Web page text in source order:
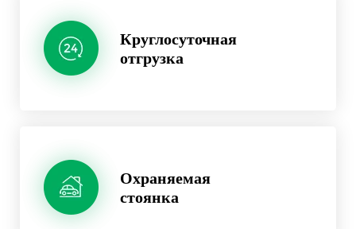
Круглосуточная
отгрузка
Охраняемая
стоянка